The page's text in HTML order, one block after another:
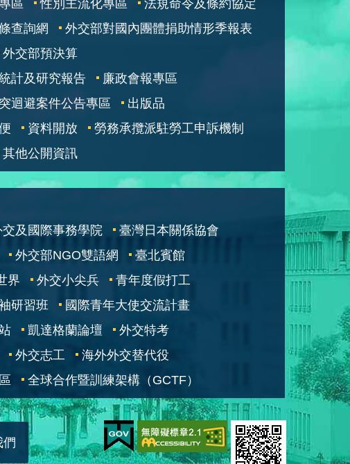
區 性別主流化專區
法規命令及條約協定
查詢網
外交部對國內團體捐助情形季報表
外交部預決算
計及研究報告
廉政會報專區
迴避案件公告專區
出版品
資料開放
勞務承攬派駐勞工申訴機制
其他公開資訊
交及國際事務學院
臺灣日本關係協會
外交部NGO雙語網
臺北賓館
界
外交小尖兵
青年度假打工
研習班
國際青年大使交流計畫
凱達格蘭論壇
外交特考
外交志工
海外外交替代役
全球合作暨訓練架構（GCTF）
們